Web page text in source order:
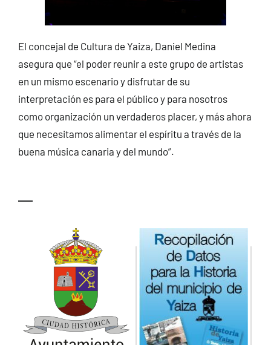
El concejal de Cultura de Yaiza, Daniel Medina
asegura que “el poder reunir a este grupo de artistas
en un mismo escenario y disfrutar de su
interpretación es para el público y para nosotros
como organización un verdaderos placer, y más ahora
que necesitamos alimentar el espíritu a través de la
buena música canaria y del mundo”.
—